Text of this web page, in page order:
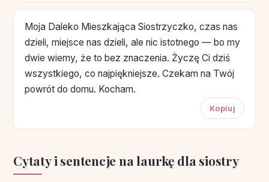
Moja Daleko Mieszkająca Siostrzyczko, czas nas
dzieli, miejsce nas dzieli, ale nic istotnego — bo my
dwie wiemy, że to bez znaczenia. Życzę Ci dziś
wszystkiego, co najpiękniejsze. Czekam na Twój
powrót do domu. Kocham.
Kopiuj
Cytaty i sentencje na laurkę dla siostry